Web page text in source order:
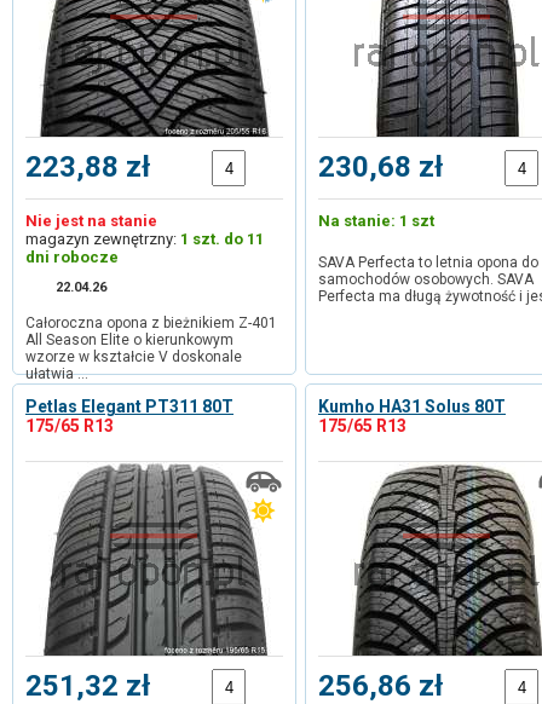
223,88 zł
Nie jest na stanie
magazyn zewnętrzny: 1 szt. do 11
dni robocze
22.04.26
Całoroczna opona z bieżnikiem Z-401
All Season Elite o kierunkowym
wzorze w kształcie V doskonale
ułatwia …
230,68 zł
Na stanie: 1 szt
SAVA Perfecta to letnia opona do
samochodów osobowych. SAVA
Perfecta ma długą żywotność i
Petlas Elegant PT311 80T
175/65 R13
251,32 zł
Kumho HA31 Solus 80T
175/65 R13
256,86 zł